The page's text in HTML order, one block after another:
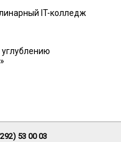
IT-колледж
углублению
53 00 03